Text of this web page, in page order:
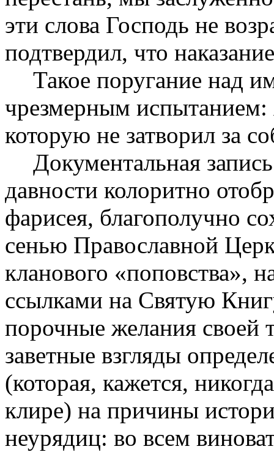
эти слова Господь не
подтвердил, что
Такое поругание над
чрезмерным испытанием:
которую не затворил за
Документальная
давности колоритно
фарисея, благополучно
сенью Православной
кланового «поповства»,
ссылками на Святую
порочные желания своей
заветные взгляды
(которая, кажется,
клире) на причины
неурядиц: во всем